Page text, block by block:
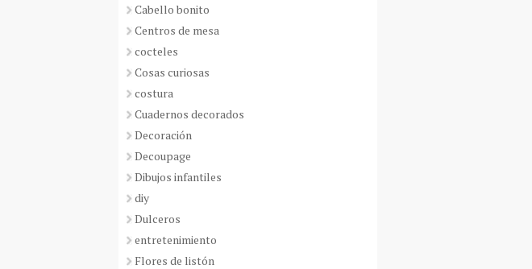
Cabello bonito
Centros de mesa
cocteles
Cosas curiosas
costura
Cuadernos decorados
Decoración
Decoupage
Dibujos infantiles
diy
Dulceros
entretenimiento
Flores de listón